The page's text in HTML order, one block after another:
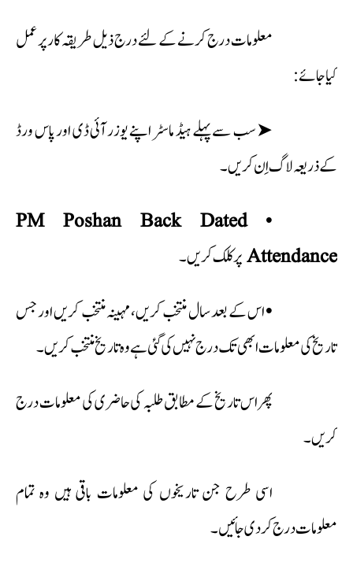
معلومات درج کرنے کے لئے درج ذیل طریقہ کار پر عمل
کیا جائے:
➤ سب سے پہلے ہیڈ ماسٹر اپنے یوزر آئی ڈی اور پاس ورڈ
کے ذریعہ لاگ اِن کریں۔
•
PM Poshan Back Dated
Attendanceپر کلک کریں۔
• اس کے بعد سال منتخب کریں، مہینہ منتخب کریں اور جس
تاریخ کی معلومات ابھی تک درج نہیں کی گئی ہے وہ تاریخ منتخب کریں۔
پھر اس تاریخ کے مطابق طلبہ کی حاضری کی معلومات درج
کریں۔
اسی طرح جن تاریخوں کی معلومات باقی ہیں وہ تمام
معلومات درج کر دی جائیں۔